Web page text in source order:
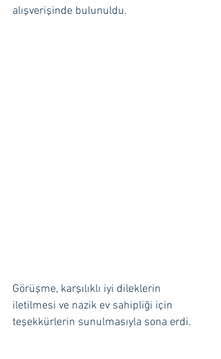
alışverişinde bulunuldu.
Görüşme, karşılıklı iyi dileklerin
iletilmesi ve nazik ev sahipliği için
teşekkürlerin sunulmasıyla sona erdi.